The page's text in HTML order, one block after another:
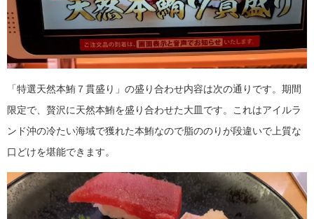
「特選天然本鮪７貫盛り」の盛り合わせ内容は次の通りです。期間
限定で、贅沢に天然本鮪を盛り合わせた大皿です。これはアイルラ
ンド沖の冷たい海域で獲れた本鮪なので脂ののりが段違いで上質な
口どけを堪能できます。